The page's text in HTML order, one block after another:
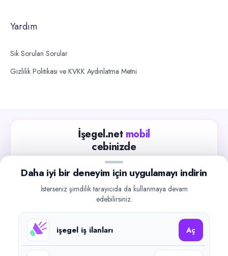
Yardım
Sık Sorulan Sorular
Gizlilik Politikası ve KVKK Aydınlatma Metni
İşegel.net mobil
cebinizde
Güncel iş ilanlarını takip edin, işverenlerle hızlıca
iletişime geçin.
Google Play
Daha iyi bir deneyim için uygulamayı indirin
İsterseniz şimdilik tarayıcıda da kullanmaya devam
edebilirsiniz.
işegel iş ilanları Aç